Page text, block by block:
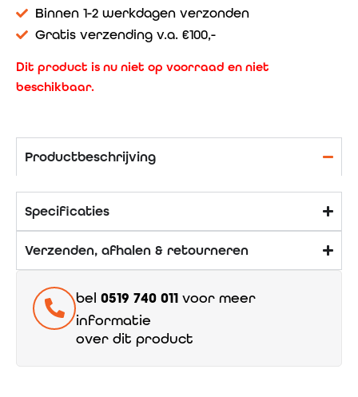
Binnen 1-2 werkdagen verzonden
Gratis verzending v.a. €100,-
Dit product is nu niet op voorraad en niet
beschikbaar.
Productbeschrijving
Specificaties
Verzenden, afhalen & retourneren
bel 0519 740 011 voor meer
informatie
over dit product